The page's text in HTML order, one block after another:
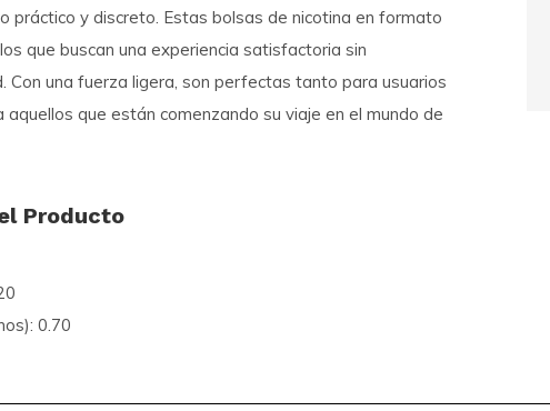
práctico y discreto. Estas bolsas de nicotina en formato
que buscan una experiencia satisfactoria sin
Con una fuerza ligera, son perfectas tanto para usuarios
que están comenzando su viaje en el mundo de
Producto
0.70